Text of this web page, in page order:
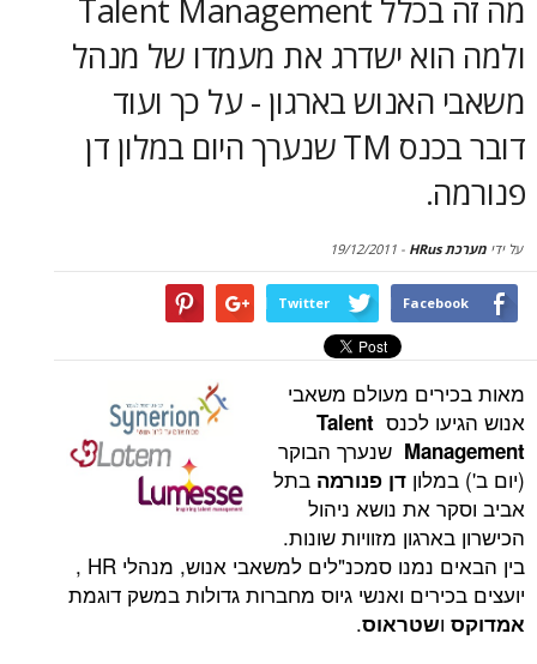
מה זה בכלל Talent Management
ישדרג את מעמדו של מנהל
בארגון - על כך ועוד
דובר בכנס TM שנערך היום במלון דן
-
19/12/2011
Twitter
מעולם משאבי
לכנסTalent
שנערך הבוקר
דן פנורמה בתל
את נושא ניהול
מזוויות שונות.
בין הבאים נמנו סמכנ"לים למשאבי אנוש, מנהלי HR ,
ואנשי גיוס מחברות גדולות במשק דוגמת
שטראוס.